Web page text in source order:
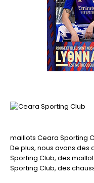
maillots Ceara Sporting
De plus, nous avons
Sporting Club, des
Sporting Club, des